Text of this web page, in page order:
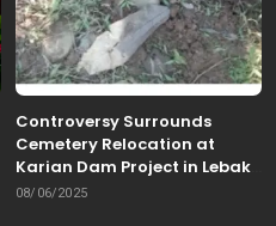
Controversy Surrounds
Cemetery Relocation at
Karian Dam Project in Lebak,
Banten
08/06/2025